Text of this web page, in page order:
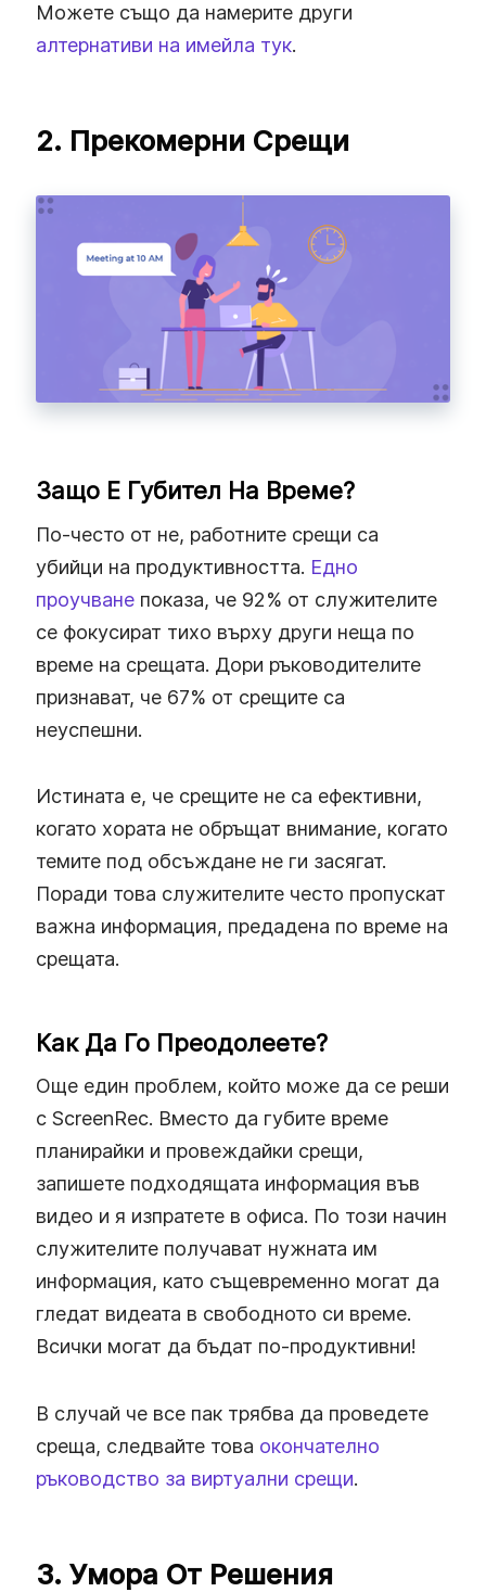
Можете също да намерите други
алтернативи на имейла тук.
2. Прекомерни Срещи
Защо Е Губител На Време?
По-често от не, работните срещи са
убийци на продуктивността. Едно
проучване показа, че 92% от служителите
се фокусират тихо върху други неща по
време на срещата. Дори ръководителите
признават, че 67% от срещите са
неуспешни.
Истината е, че срещите не са ефективни,
когато хората не обръщат внимание, когато
темите под обсъждане не ги засягат.
Поради това служителите често пропускат
важна информация, предадена по време на
срещата.
Как Да Го Преодолеете?
Още един проблем, който може да се реши
с ScreenRec. Вместо да губите време
планирайки и провеждайки срещи,
запишете подходящата информация във
видео и я изпратете в офиса. По този начин
служителите получават нужната им
информация, като същевременно могат да
гледат видеата в свободното си време.
Всички могат да бъдат по-продуктивни!
В случай че все пак трябва да проведете
среща, следвайте това окончателно
ръководство за виртуални срещи.
3. Умора От Решения